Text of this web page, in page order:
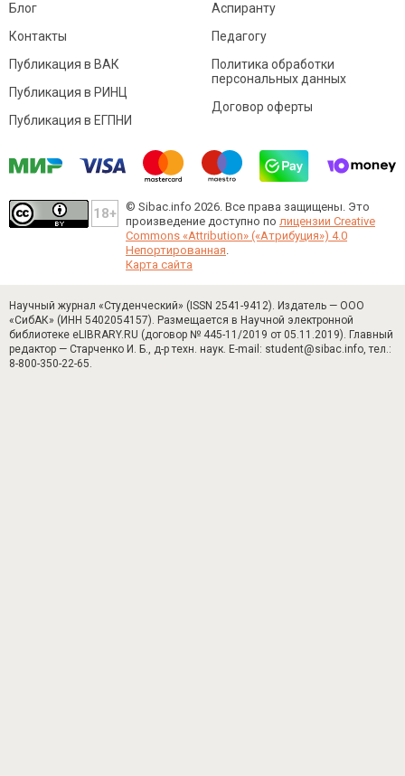
Блог
Контакты
Аспиранту
Педагогу
Публикация в ВАК
Публикация в РИНЦ
Публикация в ЕГПНИ
Политика обработки
персональных данных
Договор оферты
© Sibac.info 2026. Все права защищены. Это
произведение доступно по лицензии Creative
Commons «Attribution» («Атрибуция») 4.0
Непортированная.
Карта сайта
Научный журнал «Студенческий» (ISSN 2541-9412). Издатель — ООО
«СибАК» (ИНН 5402054157). Размещается в Научной электронной
библиотеке eLIBRARY.RU (договор № 445-11/2019 от 05.11.2019). Главный
редактор — Старченко И. Б., д-р техн. наук. E-mail: student@sibac.info, тел.:
8-800-350-22-65.